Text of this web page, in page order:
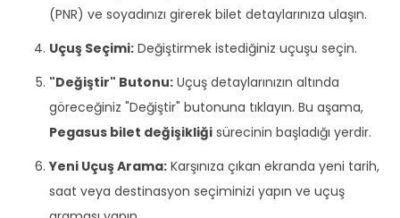
(PNR) ve soyadınızı girerek bilet detaylarınıza ulaşın.
Uçuş Seçimi: Değiştirmek istediğiniz uçuşu seçin.
"Değiştir" Butonu: Uçuş detaylarınızın altında
göreceğiniz "Değiştir" butonuna tıklayın. Bu aşama,
Pegasus bilet değişikliği sürecinin başladığı yerdir.
Yeni Uçuş Arama: Karşınıza çıkan ekranda yeni tarih,
saat veya destinasyon seçiminizi yapın ve uçuş